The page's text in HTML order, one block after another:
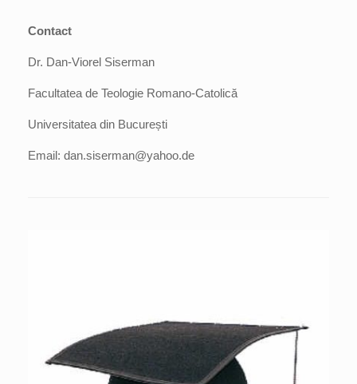
Contact
Dr. Dan-Viorel Siserman
Facultatea de Teologie Romano-Catolică
Universitatea din București
Email: dan.siserman@yahoo.de